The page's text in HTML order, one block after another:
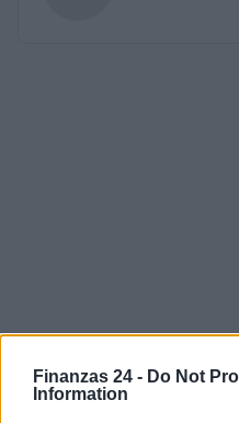
Finanzas 24 - Do Not
Information